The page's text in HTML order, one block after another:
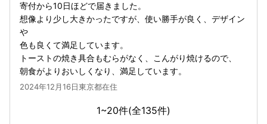
寄付から10日ほどで届きました。
想像より少し大きかったですが、使い勝手が良く、デザイン
や
色も良くて満足しています。
トーストの焼き具合もむらがなく、こんがり焼けるので、
朝食がよりおいしくなり、満足しています。
2024年12月16日東京都在住
1~20件(全135件)